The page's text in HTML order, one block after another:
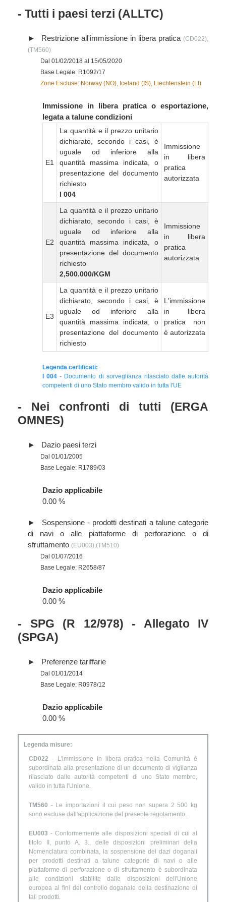
- Tutti i paesi terzi (ALLTC)
Restrizione all'immissione in libera pratica (CD022),
(TM560)
Dal 01/02/2018 al 15/05/2020
Base Legale: R1092/17
Zone Escluse: Norway (NO), Iceland (IS), Liechtenstein (LI)
Immissione in libera pratica o esportazione,
legata a talune condizioni
E1
La quantità e il prezzo unitario
dichiarato, secondo i casi, è
uguale od inferiore alla
quantità massima indicata, o
presentazione del documento
richiesto
I 004
Immissione
in libera
pratica
autorizzata
E2
La quantità e il prezzo unitario
dichiarato, secondo i casi, è
uguale od inferiore alla
quantità massima indicata, o
presentazione del documento
richiesto
2,500.000/KGM
Immissione
in libera
pratica
autorizzata
E3
La quantità e il prezzo unitario
dichiarato, secondo i casi, è
uguale od inferiore alla
quantità massima indicata, o
presentazione del documento
richiesto
L'immissione
in libera
pratica non
è autorizzata
Legenda certificati:
I 004 - Documento di sorveglianza rilasciato dalle autorità
competenti di uno Stato membro valido in tutta l'UE
- Nei confronti di tutti (ERGA
OMNES)
Dazio paesi terzi
Dal 01/01/2005
Base Legale: R1789/03
Dazio applicabile
0.00 %
Sospensione - prodotti destinati a talune categorie
di navi o alle piattaforme di perforazione o di
sfruttamento (EU003),(TM510)
Dal 01/07/2016
Base Legale: R2658/87
Dazio applicabile
0.00 %
- SPG (R 12/978) - Allegato IV
(SPGA)
Preferenze tariffarie
Dal 01/01/2014
Base Legale: R0978/12
Dazio applicabile
0.00 %
Legenda misure:
CD022 - L'immissione in libera pratica nella Comunità è
subordinata alla presentazione di un documento di vigilanza
rilasciato dalle autorità competenti di uno Stato membro,
valido in tutta l'Unione.
TM560 - Le importazioni il cui peso non supera 2 500 kg
sono escluse dall'applicazione del presente regolamento.
EU003 - Conformemente alle disposizioni speciali di cui al
titolo II, punto A. 3., delle disposizioni preliminari della
Nomenclatura combinata, la sospensione dei dazi doganali
per prodotti destinati a talune categorie di navi o alle
piattaforme di perforazione o di sfruttamento è subordinata
alle condizioni stabilite dalle disposizioni dell'Unione
europea ai fini del controllo doganale della destinazione di
tali prodotti.